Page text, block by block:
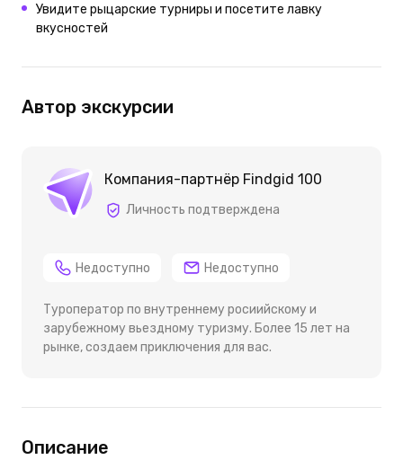
Увидите рыцарские турниры и посетите лавку
вкусностей
Автор экскурсии
Компания-партнёр Findgid 100
Личность подтверждена
Недоступно Недоступно
Туроператор по внутреннему росиийскому и
зарубежному вьездному туризму. Более 15 лет на
рынке, создаем приключения для вас.
Описание